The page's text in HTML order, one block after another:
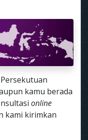
kamu berada
online
kami kirimkan